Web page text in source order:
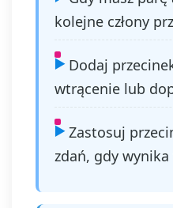
kolejne człony
Dodaj
wtrącenie lub
Zastosuj
zdań, gdy